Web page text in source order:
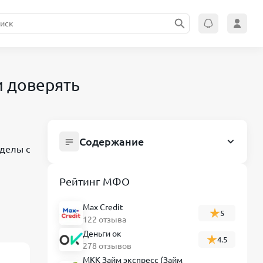
доверять
с
Содержание
доверять
Условия займов через Кубышку
Проверка МФО по реестру ЦБ РФ
Рейтинг МФО
Max Credit
122 отзыва
5
Деньги ок
278 отзывов
4.5
МКК Займ экспресс (Займ